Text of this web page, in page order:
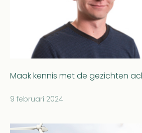
Maak kennis met de gezichten
9 februari 2024